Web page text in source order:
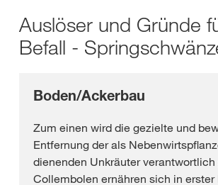
Auslöser und Gründe
Befall -
Boden/Ackerbau
Zum einen wird die gezielte und
Entfernung der als
dienenden Unkräuter
Collembolen ernähren sich in erster